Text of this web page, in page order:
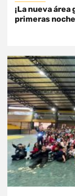
¡La nueva
primeras